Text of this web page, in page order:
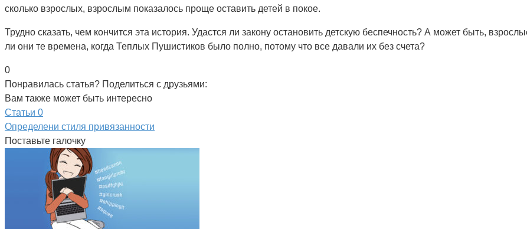
сколько взрослых, взрослым показалось проще оставить детей в покое.
Трудно сказать, чем кончится эта история. Удастся ли закону остановить детскую беспечность? А может быть,
ли они те времена, когда Теплых Пушистиков было полно, потому что все давали их без счета?
0
Понравилась статья? Поделиться с друзьями:
Вам также может быть интересно
Статьи 0
Определени стиля привязанности
Поставьте галочку